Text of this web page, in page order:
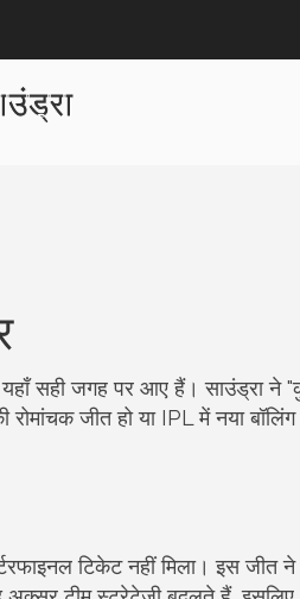
सही जगह पर आए हैं। साउंड्रा ने
जीत हो या IPL में नया
टिकेट नहीं मिला। इस जीत